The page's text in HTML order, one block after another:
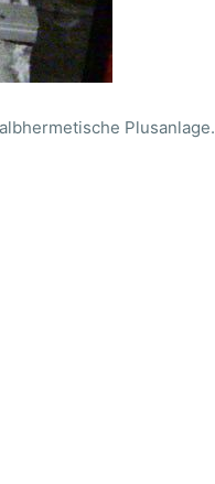
Plusanlage.